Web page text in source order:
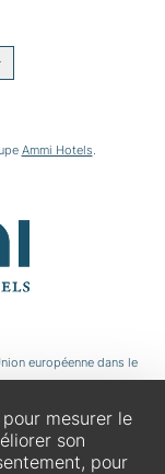
Ammi Hotels.
européenne dans le
mesurer le
son
pour